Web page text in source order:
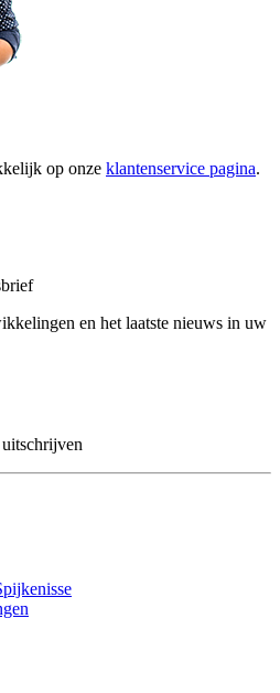
op onze klantenservice pagina.
en het laatste nieuws in uw